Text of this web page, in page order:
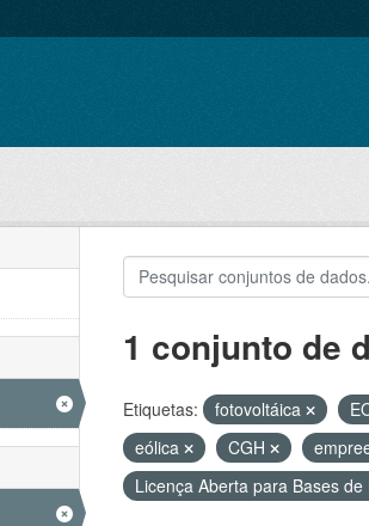
1 conjunto de
Etiquetas: fotovoltáica
eólica
CGH
Licença Aberta para Bases